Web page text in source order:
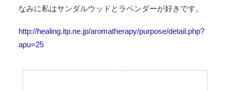
なみに私はサンダルウッドとラベンダーが好きです。
http://healing.itp.ne.jp/aromatherapy/purpose/detail.php?
apu=25